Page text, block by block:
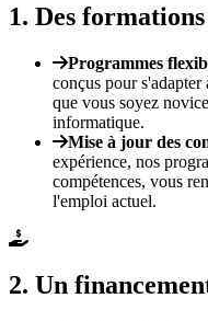
1. Des formations
Programmes
conçus pour
que vous soyez
informatique.
Mise à jour des
expérience, nos
compétences, vous
l'emploi actuel.
2. Un